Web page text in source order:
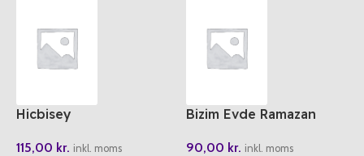
Hicbisey
115,00 kr. inkl. moms
Bizim Evde Ramazan
90,00 kr. inkl. moms